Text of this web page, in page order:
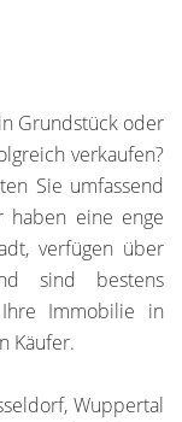
Grundstück oder
verkaufen?
Sie umfassend
haben eine enge
verfügen über
sind bestens
Immobilie in
Käufer.
Wuppertal